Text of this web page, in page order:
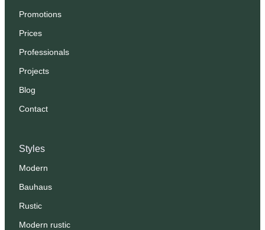
Styles
Modern
Bauhaus
Rustic
Modern rustic
Promotions
Prices
Professionals
Projects
Blog
Contact